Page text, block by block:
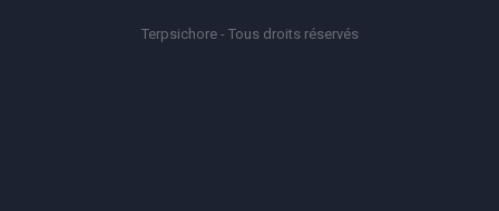
Terpsichore - Tous droits réservés